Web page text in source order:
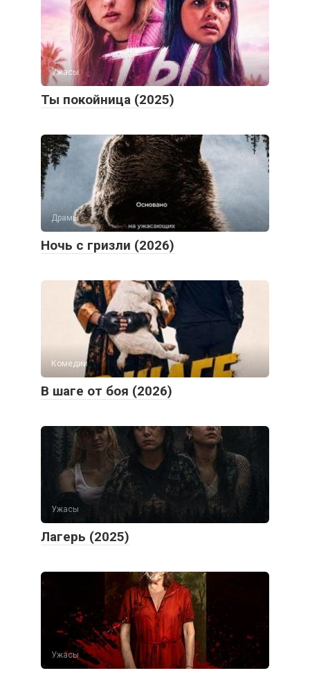
Ужасы
Ты покойница (2025)
Драмы
Ночь с гризли (2026)
Комедии
В шаге от боя (2026)
Ужасы
Лагерь (2025)
Ужасы